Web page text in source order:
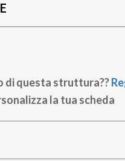
di questa struttura??
la tua scheda